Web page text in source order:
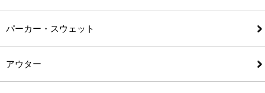
パーカー・スウェット
アウター